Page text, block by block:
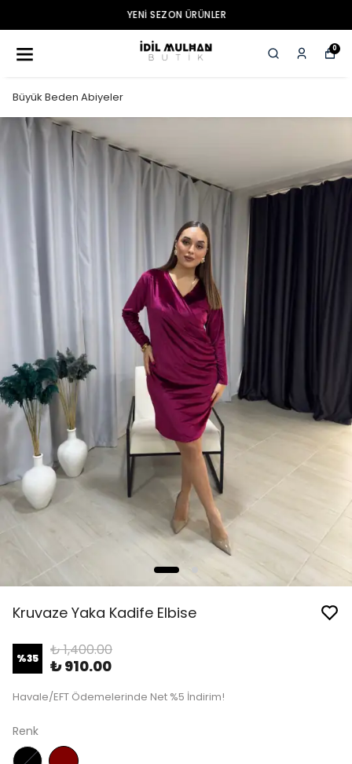
YENI SEZON ÜRÜNLER
0
Büyük Beden Abiyeler
Kruvaze Yaka Kadife Elbise
%35 ₺ 1,400.00
₺ 910.00
Havale/EFT Ödemelerinde Net %5 İndirim!
Renk